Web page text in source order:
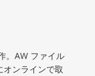
。AW ファイル
ンラインで取